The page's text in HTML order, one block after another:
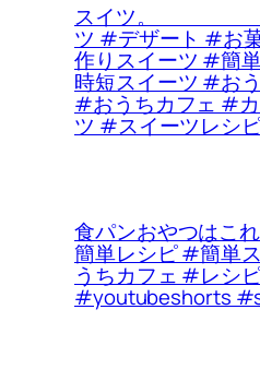
スイツ。 #
ツ #デザート #お
作りスイーツ #簡
時短スイーツ #お
#おうちカフェ #
ツ #スイーツレシ
食パンおやつはこ
簡単レシピ #簡単
うちカフェ #レシ
#youtubeshorts